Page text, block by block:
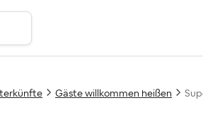
Gäste willkommen heißen